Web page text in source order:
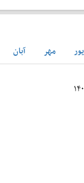
مهر آبان